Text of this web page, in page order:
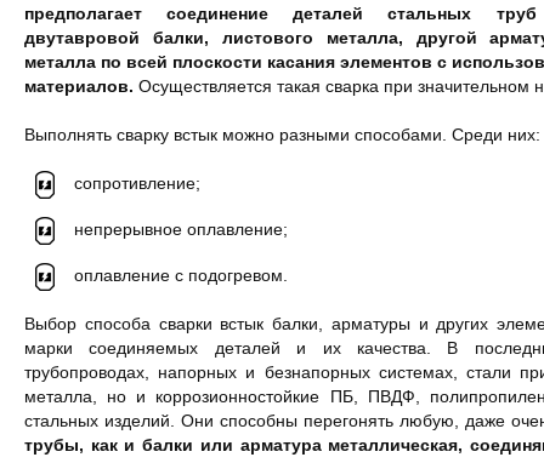
предполагает соединение деталей стальных
двутавровой балки, листового металла, другой
металла по всей плоскости касания элементов с
материалов. Осуществляется такая сварка при значительном
Выполнять сварку встык можно разными способами. Среди них:
сопротивление;
непрерывное оплавление;
оплавление с подогревом.
Выбор способа сварки встык балки, арматуры и других
марки соединяемых деталей и их качества. В
трубопроводах, напорных и безнапорных системах, стали
металла, но и коррозионностойкие ПБ, ПВДФ,
стальных изделий. Они способны перегонять любую, даже
трубы, как и балки или арматура металлическая,